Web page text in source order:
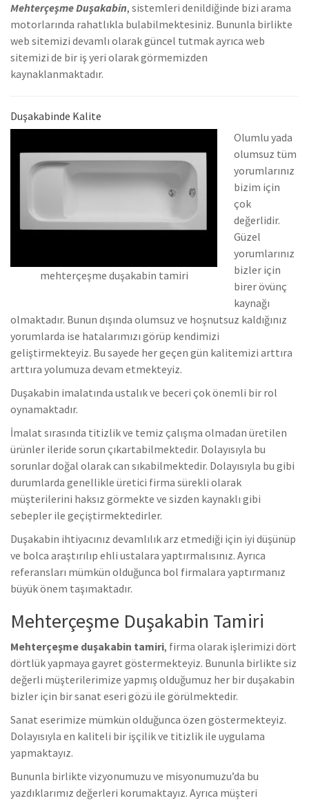
Mehterçeşme Duşakabin, sistemleri denildiğinde bizi arama
motorlarında rahatlıkla bulabilmektesiniz. Bununla birlikte
web sitemizi devamlı olarak güncel tutmak ayrıca web
sitemizi de bir iş yeri olarak görmemizden
kaynaklanmaktadır.
Duşakabinde Kalite
mehterçeşme duşakabin tamiri
Olumlu yada
olumsuz tüm
yorumlarınız
bizim için
çok
değerlidir.
Güzel
yorumlarınız
bizler için
birer övünç
kaynağı
olmaktadır. Bunun dışında olumsuz ve hoşnutsuz kaldığınız
yorumlarda ise hatalarımızı görüp kendimizi
geliştirmekteyiz. Bu sayede her geçen gün kalitemizi arttıra
arttıra yolumuza devam etmekteyiz.
Duşakabin imalatında ustalık ve beceri çok önemli bir rol
oynamaktadır.
İmalat sırasında titizlik ve temiz çalışma olmadan üretilen
ürünler ileride sorun çıkartabilmektedir. Dolayısıyla bu
sorunlar doğal olarak can sıkabilmektedir. Dolayısıyla bu gibi
durumlarda genellikle üretici firma sürekli olarak
müşterilerini haksız görmekte ve sizden kaynaklı gibi
sebepler ile geçiştirmektedirler.
Duşakabin ihtiyacınız devamlılık arz etmediği için iyi düşünüp
ve bolca araştırılıp ehli ustalara yaptırmalısınız. Ayrıca
referansları mümkün olduğunca bol firmalara yaptırmanız
büyük önem taşımaktadır.
Mehterçeşme Duşakabin Tamiri
Mehterçeşme duşakabin tamiri, firma olarak işlerimizi dört
dörtlük yapmaya gayret göstermekteyiz. Bununla birlikte siz
değerli müşterilerimize yapmış olduğumuz her bir duşakabin
bizler için bir sanat eseri gözü ile görülmektedir.
Sanat eserimize mümkün olduğunca özen göstermekteyiz.
Dolayısıyla en kaliteli bir işçilik ve titizlik ile uygulama
yapmaktayız.
Bununla birlikte vizyonumuzu ve misyonumuzu’da bu
yazdıklarımız değerleri korumaktayız. Ayrıca müşteri